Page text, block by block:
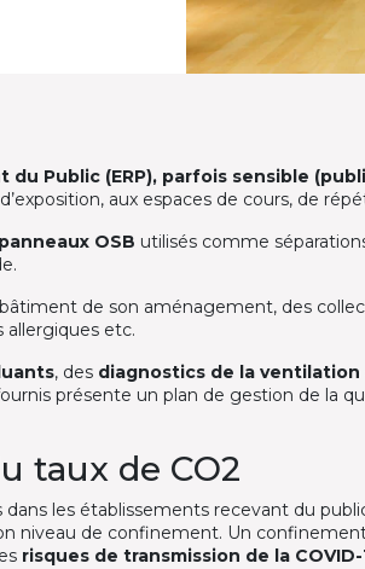
du Public (ERP), parfois sensible
aux espaces de cours, de
panneaux OSB utilisés comme
de son aménagement, des
allergiques etc.
, des diagnostics de la ventilation
présente un plan de gestion de la
taux de CO2
dans les établissements recevant du
niveau de confinement. Un
risques de transmission de la COVID-